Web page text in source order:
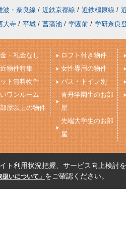
波・奈良線 / 近鉄京都線 / 近鉄橿原線 /
大寺 / 平城 / 菖蒲池 / 学園前 / 学研奈良
・礼金なし
物件特集
ト無料物件
ワンルーム
屋以上の物件
ロフト付き物件
女性専用の物件
バス・トイレ別
青丹学園生のお部
屋
先端大学生のお部
屋
ト利用状況把握、サービス向上検討
扱いについて」 をご確認ください。